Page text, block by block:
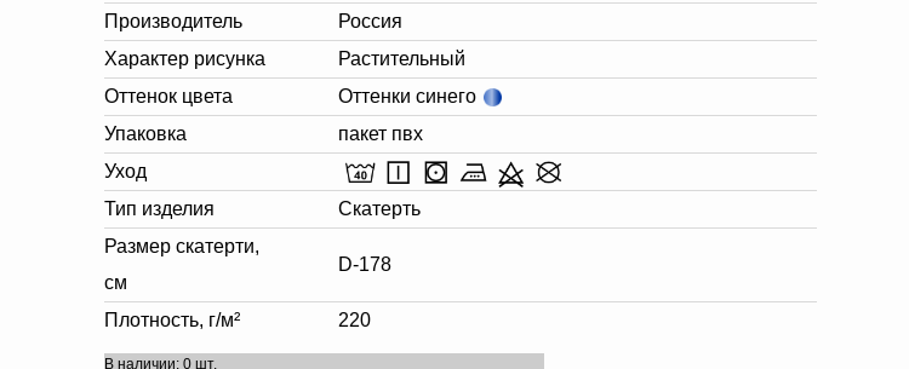
Производитель
Россия
Характер рисунка
Растительный
Оттенок цвета
Оттенки синего
Упаковка
пакет пвх
Уход
Тип изделия
Скатерть
Размер скатерти,
см
D-178
Плотность, г/м² 220
В наличии: 0 шт.